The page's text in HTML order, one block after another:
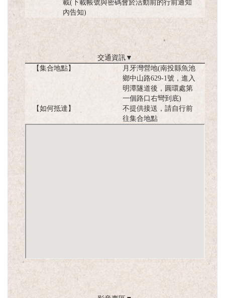
載(下載帳號與密碼會於活動前的行前通知
內告知)
交通資訊 ▼
【集合地點】
月牙灣營地(南投縣魚池
鄉中山路629-1號，進入
明潭隧道後，圓環處第
一個路口右彎到底)
【如何抵達】
不提供接送，請自行前
往集合地點